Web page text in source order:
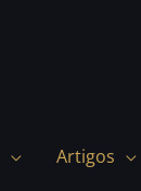
Artigos